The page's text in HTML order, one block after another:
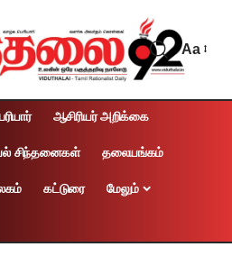
Aa
ஆசிரியர் அறிக்கை
சிந்தனைகள் தலையங்கம்
கட்டுரை மேலும்